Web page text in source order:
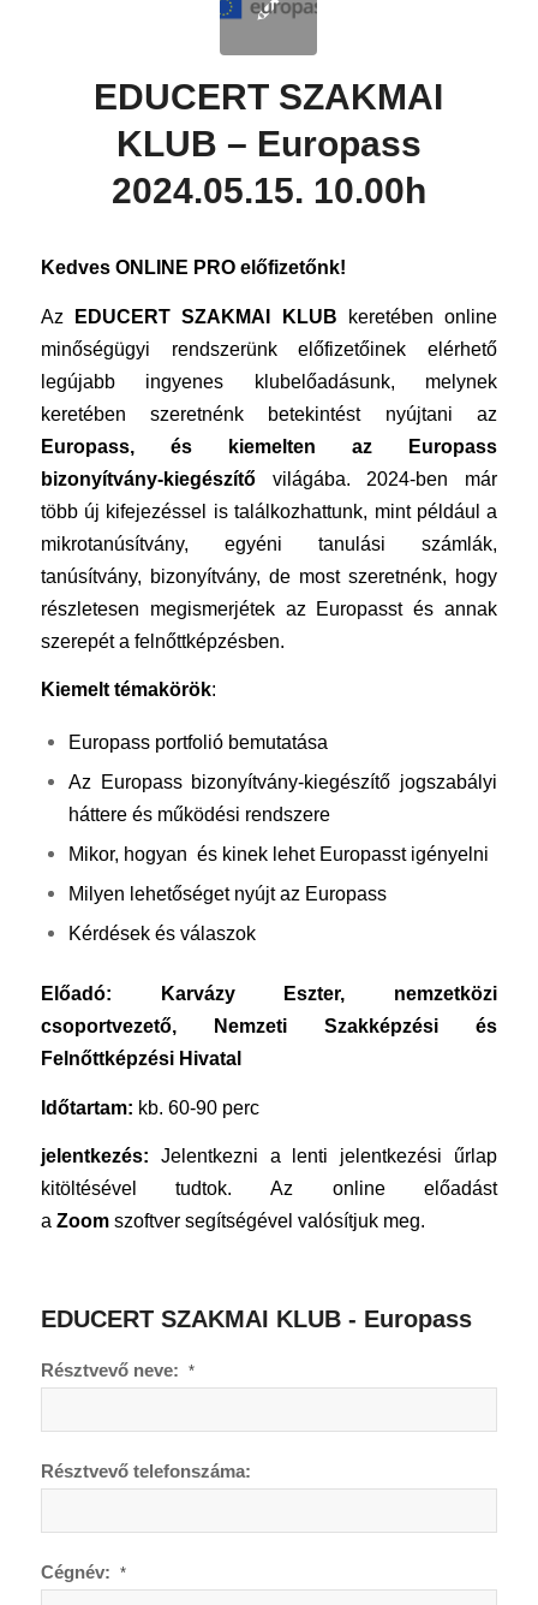
EDUCERT SZAKMAI
KLUB – Europass
2024.05.15. 10.00h
Kedves ONLINE PRO előfizetőnk!
Az EDUCERT SZAKMAI KLUB keretében online
minőségügyi rendszerünk előfizetőinek elérhető
legújabb ingyenes klubelőadásunk, melynek
keretében szeretnénk betekintést nyújtani az
Europass, és kiemelten az Europass
bizonyítvány-kiegészítő
világába. 2024-ben már
több új kifejezéssel is találkozhattunk, mint például a
mikrotanúsítvány, egyéni tanulási számlák,
tanúsítvány, bizonyítvány, de most szeretnénk, hogy
részletesen megismerjétek az Europasst és annak
szerepét a felnőttképzésben.
Kiemelt témakörök:
Europass portfolió bemutatása
Az Europass bizonyítvány-kiegészítő jogszabályi
háttere és működési rendszere
Mikor, hogyan és kinek lehet Europasst igényelni
Milyen lehetőséget nyújt az Europass
Kérdések és válaszok
Előadó: Karvázy Eszter, nemzetközi
csoportvezető, Nemzeti Szakképzési és
Felnőttképzési Hivatal
Időtartam: kb. 60-90 perc
jelentkezés: Jelentkezni a lenti jelentkezési űrlap
kitöltésével tudtok. Az online előadást
a Zoomszoftver segítségével valósítjuk meg.
EDUCERT SZAKMAI KLUB - Europass
Résztvevő neve: *
Résztvevő telefonszáma:
Cégnév: *